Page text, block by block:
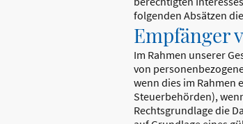
folgenden Absätzen
Empfänger
Im Rahmen unserer
von
wenn dies im Rahmen
Steuerbehörden),
Rechtsgrundlage die